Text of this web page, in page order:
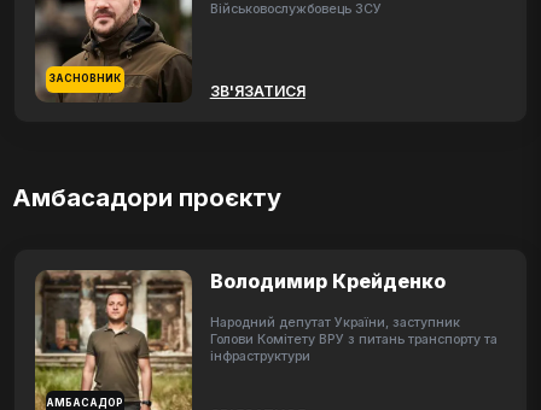
ЗАСНОВНИК
Військовослужбовець ЗСУ
ЗВ'ЯЗАТИСЯ
Амбасадори проєкту
АМБАСАДОР
Володимир Крейденко
Народний депутат України, заступник
Голови Комітету ВРУ з питань транспорту та
інфраструктури